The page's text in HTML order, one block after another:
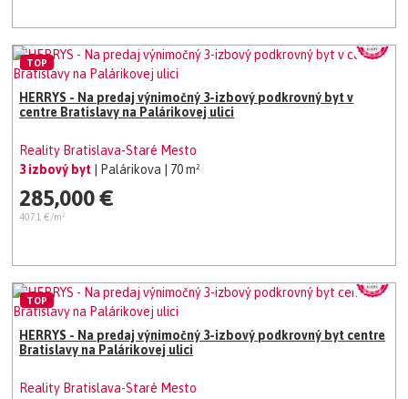
HERRYS - Na predaj výnimočný 3-izbový podkrovný byt v
centre Bratislavy na Palárikovej ulici
Reality Bratislava-Staré Mesto
3 izbový byt
| Palárikova | 70 m²
285,000 €
4071 €/m²
TOP
HERRYS - Na predaj výnimočný 3-izbový podkrovný byt centre
Bratislavy na Palárikovej ulici
Reality Bratislava-Staré Mesto
TOP